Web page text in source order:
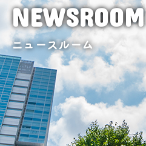
NEWSROOM
ニュースルーム